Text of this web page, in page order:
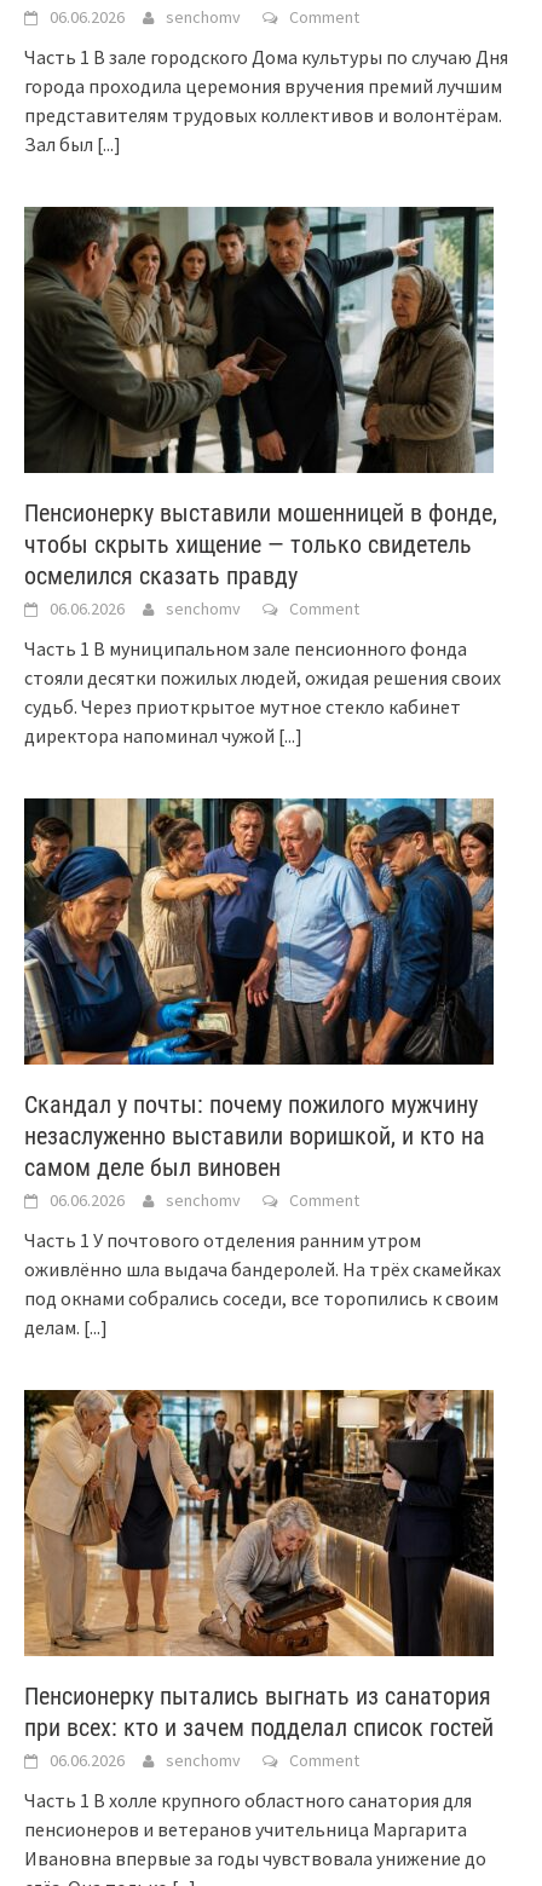
06.06.2026 senchomv Comment
Часть 1 В зале городского Дома культуры по случаю Дня
города проходила церемония вручения премий лучшим
представителям трудовых коллективов и волонтёрам.
Зал был [...]
Пенсионерку выставили мошенницей в фонде,
чтобы скрыть хищение — только свидетель
осмелился сказать правду
06.06.2026 senchomv Comment
Часть 1 В муниципальном зале пенсионного фонда
стояли десятки пожилых людей, ожидая решения своих
судьб. Через приоткрытое мутное стекло кабинет
директора напоминал чужой [...]
Скандал у почты: почему пожилого мужчину
незаслуженно выставили воришкой, и кто на
самом деле был виновен
06.06.2026 senchomv Comment
Часть 1 У почтового отделения ранним утром
оживлённо шла выдача бандеролей. На трёх скамейках
под окнами собрались соседи, все торопились к своим
делам. [...]
Пенсионерку пытались выгнать из санатория
при всех: кто и зачем подделал список гостей
06.06.2026 senchomv Comment
Часть 1 В холле крупного областного санатория для
пенсионеров и ветеранов учительница Маргарита
Ивановна впервые за годы чувствовала унижение до